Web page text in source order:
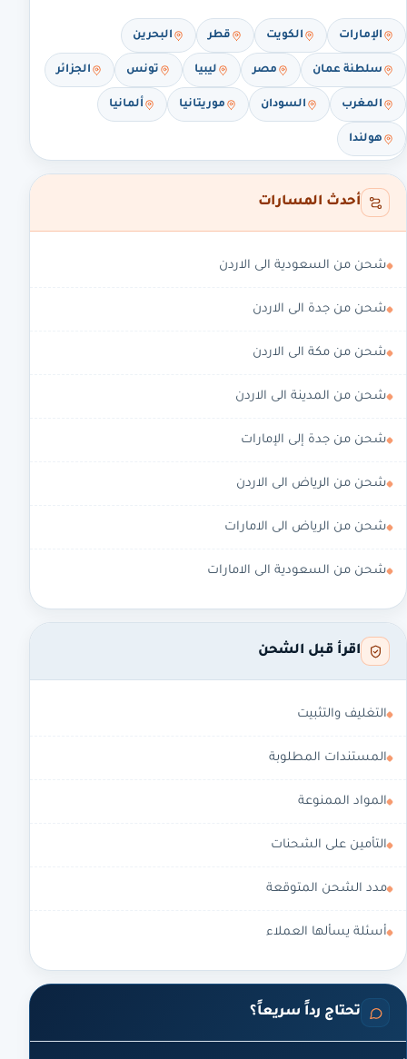
الإمارات الكويت قطر البحرين
سلطنة عمان مصر ليبيا تونس الجزائر
المغرب السودان موريتانيا ألمانيا
هولندا
أحدث المسارات
شحن من السعودية الى الاردن
شحن من جدة الى الاردن
شحن من مكة الى الاردن
شحن من المدينة الى الاردن
شحن من جدة إلى الإمارات
شحن من الرياض الى الاردن
شحن من الرياض الى الامارات
شحن من السعودية الى الامارات
اقرأ قبل الشحن
التغليف والتثبيت
المستندات المطلوبة
المواد الممنوعة
التأمين على الشحنات
مدد الشحن المتوقعة
أسئلة يسألها العملاء
تحتاج رداً سريعاً؟